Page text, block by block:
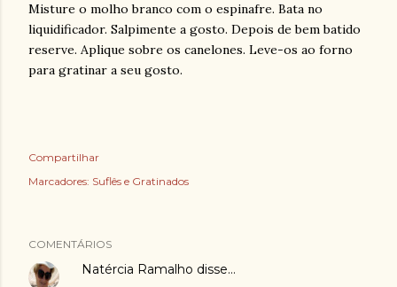
Misture o molho branco com o espinafre. Bata no
liquidificador. Salpimente a gosto. Depois de bem batido
reserve. Aplique sobre os canelones. Leve-os ao forno
para gratinar a seu gosto.
Compartilhar
Marcadores: Suflês e Gratinados
COMENTÁRIOS
Natércia Ramalho disse…